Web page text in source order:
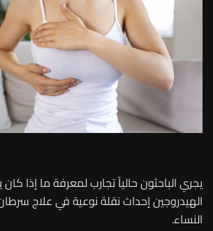
يجري الباحثون حالياً تجارب لمعرفة ما إذا
الهيدروجين إحداث نقلة نوعية في علاج
النساء.